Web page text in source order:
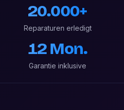
20.000+
Reparaturen erledigt
12 Mon.
Garantie inklusive